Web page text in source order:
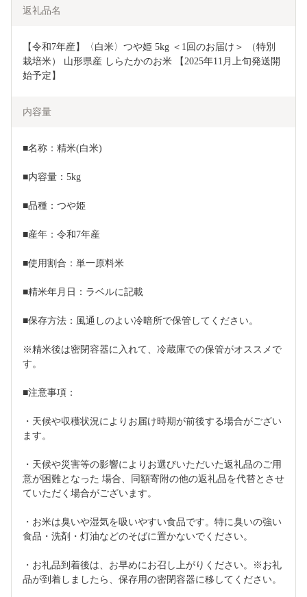
返礼品名
【令和7年産】〈白米〉つや姫 5kg ＜1回のお届け＞ （特別
栽培米） 山形県産 しらたかのお米 【2025年11月上旬発送開
始予定】
内容量
■名称：精米(白米)
■内容量：5kg
■品種：つや姫
■産年：令和7年産
■使用割合：単一原料米
■精米年月日：ラベルに記載
■保存方法：風通しのよい冷暗所で保管してください。
※精米後は密閉容器に入れて、冷蔵庫での保管がオススメで
す。
■注意事項：
・天候や収穫状況によりお届け時期が前後する場合がござい
ます。
・天候や災害等の影響によりお選びいただいた返礼品のご用
意が困難となった 場合、同額寄附の他の返礼品を代替とさせ
ていただく場合がございます。
・お米は臭いや湿気を吸いやすい食品です。特に臭いの強い
食品・洗剤・灯油などのそばに置かないでください。
・お礼品到着後は、お早めにお召し上がりください。※お礼
品が到着しましたら、保存用の密閉容器に移してください。